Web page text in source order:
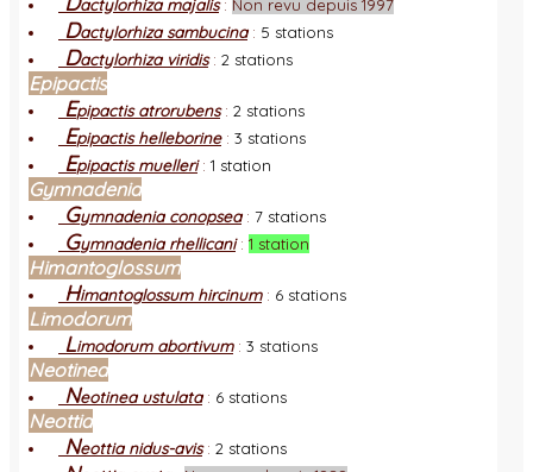
actylorhiza majalis: Non revu depuis 1997
Dactylorhiza sambucina: 5 stations
Dactylorhiza viridis: 2 stations
Epipactis
Epipactis atrorubens: 2 stations
Epipactis helleborine: 3 stations
Epipactis muelleri: 1 station
Gymnadenia
Gymnadenia conopsea: 7 stations
Gymnadenia rhellicani: 1 station
Himantoglossum
Himantoglossum hircinum: 6 stations
Limodorum
Limodorum abortivum: 3 stations
Neotinea
Neotinea ustulata: 6 stations
Neottia
Neottia nidus-avis: 2 stations